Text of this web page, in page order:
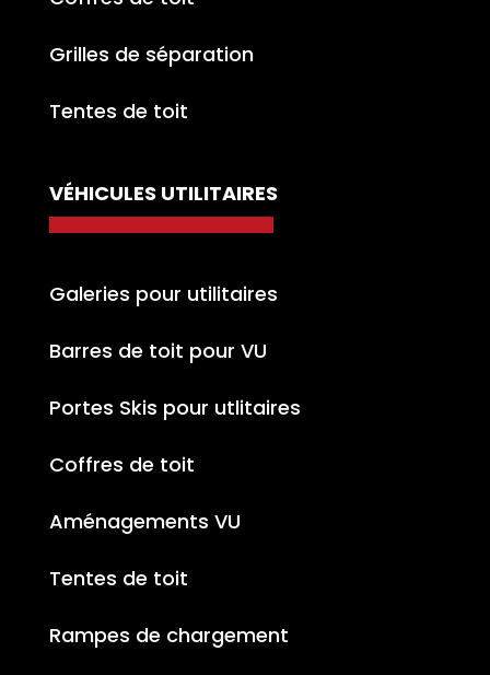
Grilles de séparation
Tentes de toit
VÉHICULES UTILITAIRES
Galeries pour utilitaires
Barres de toit pour VU
Portes Skis pour utlitaires
Coffres de toit
Aménagements VU
Tentes de toit
Rampes de chargement